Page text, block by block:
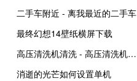
二手车附近 - 离我最近的二手车
最终幻想14壁纸横屏下载
高压清洗机清洗 - 高压清洗机怎么清洗过滤网
消逝的光芒如何设置单机